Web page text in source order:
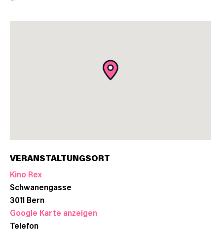
VERANSTALTUNGSORT
Kino Rex
Schwanengasse
3011 Bern
Google Karte anzeigen
Telefon